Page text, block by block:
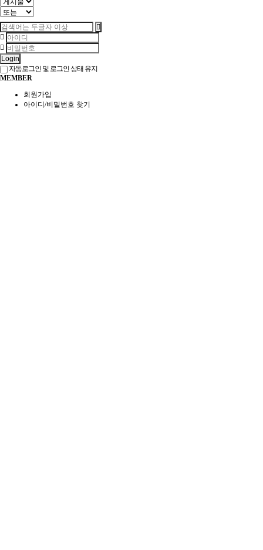
Login
자동로그인 및 로그인 상태 유지
MEMBER
회원가입
아이디/비밀번호 찾기